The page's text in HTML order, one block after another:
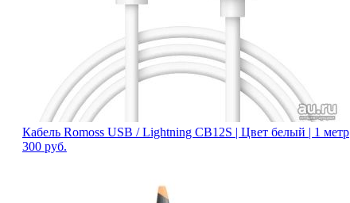
Кабель Romoss USB / Lightning CB12S | Цвет белый | 1 метр
300 руб.